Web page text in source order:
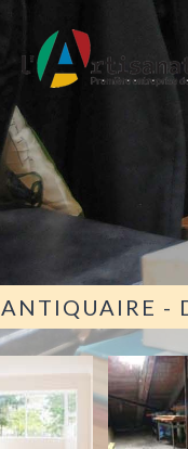
ANTIQUAIRE -